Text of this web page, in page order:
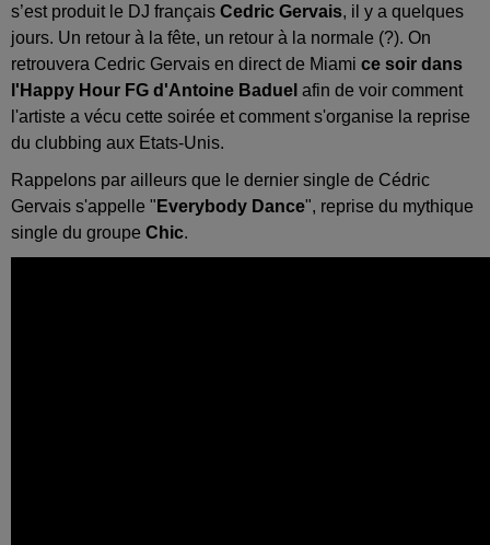
s’est produit le DJ français Cedric Gervais, il y a quelques
jours. Un retour à la fête, un retour à la normale (?). On
retrouvera Cedric Gervais en direct de Miami ce soir dans
l'Happy Hour FG d'Antoine Baduel afin de voir comment
l'artiste a vécu cette soirée et comment s'organise la reprise
du clubbing aux Etats-Unis.
Rappelons par ailleurs que le dernier single de Cédric
Gervais s'appelle " Everybody Dance", reprise du mythique
single du groupe Chic.